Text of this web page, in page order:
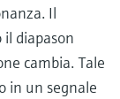
Il
diapason
cambia. Tale
in un segnale